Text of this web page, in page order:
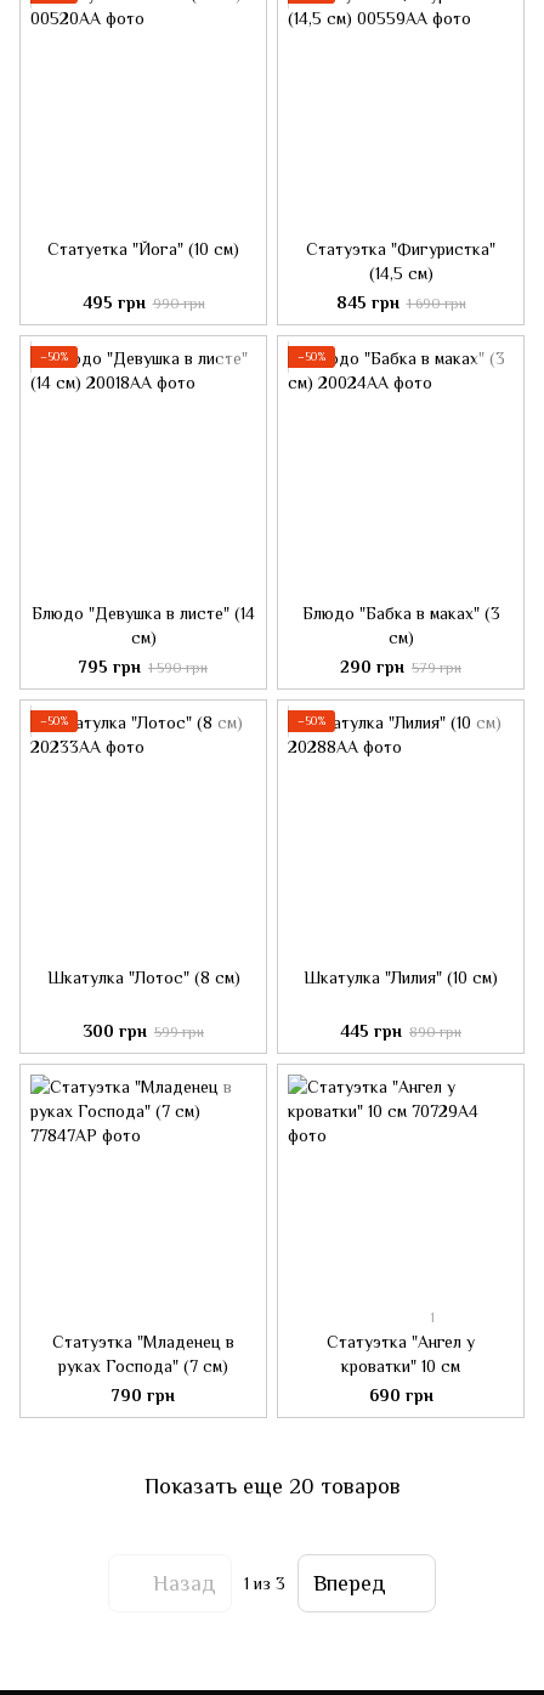
Статуетка "Йога" (10 см)
495 грн 990 грн
Статуэтка "Фигуристка"
(14,5 см)
845 грн 1 690 грн
−50%
Блюдо "Девушка в листе" (14
см)
795 грн 1 590 грн
−50%
Блюдо "Бабка в маках" (3
см)
290 грн 579 грн
−50%
Шкатулка "Лотос" (8 см)
300 грн 599 грн
−50%
Шкатулка "Лилия" (10 см)
445 грн 890 грн
Статуэтка "Младенец в
руках Господа" (7 см)
790 грн
1
Статуэтка "Ангел у
кроватки" 10 см
690 грн
Показать еще 20 товаров
Назад 1 из 3 Вперед